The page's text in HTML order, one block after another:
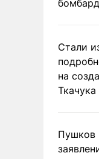
Стали
на
Ткачука
Пушков